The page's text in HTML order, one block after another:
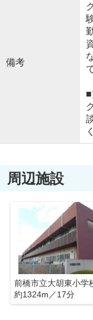
備考
周辺施設
前橋市立大胡東小学
約1324m／17分